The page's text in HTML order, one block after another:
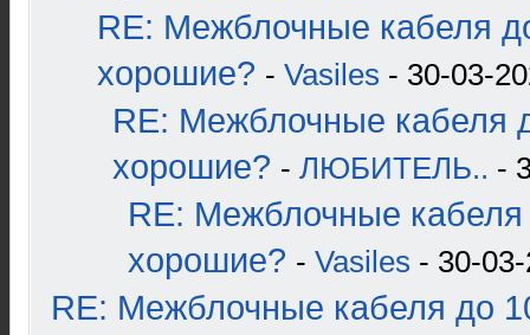
RE: Межблочные кабеля
хорошие? - Vasiles - 30-03-
RE: Межблочные кабеля
хорошие? - ЛЮБИТЕЛЬ.. -
RE: Межблочные кабеля
хорошие? - Vasiles - 30-
RE: Межблочные кабеля до